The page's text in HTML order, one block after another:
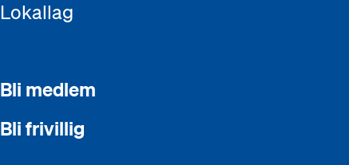
Lokallag
Bli medlem
Bli frivillig